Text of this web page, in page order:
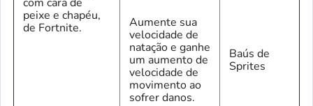
Aumente sua
velocidade de
natação e ganhe
um aumento de
velocidade de
movimento ao
sofrer danos.
Baús de
Sprites